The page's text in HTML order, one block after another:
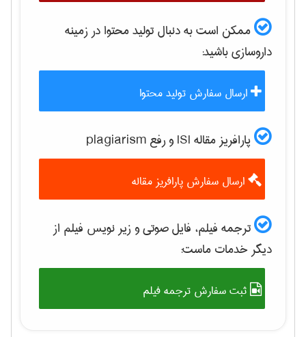
ممکن است به دنبال تولید محتوا در زمینه
داروسازیباشید:
ارسال سفارش تولید محتوا
پارافریز مقاله ISI و رفع plagiarism
ارسال سفارش پارافریز مقاله
ترجمه فیلم، فایل صوتی و زیر نویس فیلم از
دیگر خدمات ماست:
ثبت سفارش ترجمه فیلم